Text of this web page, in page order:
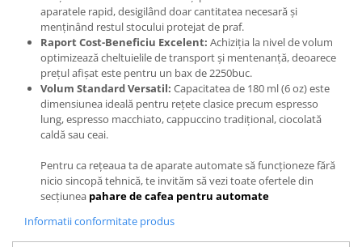
aparatele rapid, desigilând doar cantitatea necesară și
menținând restul stocului protejat de praf.
Raport Cost-Beneficiu Excelent: Achiziția la nivel de volum
optimizează cheltuielile de transport și mentenanță, deoarece
prețul afișat este pentru un bax de 2250buc.
Volum Standard Versatil: Capacitatea de 180 ml (6 oz) este
dimensiunea ideală pentru rețete clasice precum espresso
lung, espresso macchiato, cappuccino tradițional, ciocolată
caldă sau ceai.
Pentru ca rețeaua ta de aparate automate să funcționeze fără
nicio sincopă tehnică, te invităm să vezi toate ofertele din
secțiunea pahare de cafea pentru automate
Informatii conformitate produs